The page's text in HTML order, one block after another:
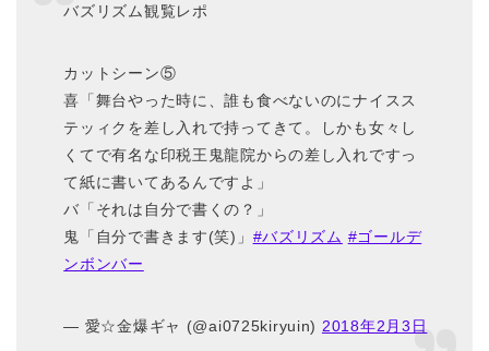
バズリズム観覧レポ
カットシーン⑤
喜「舞台やった時に、誰も食べないのにナイスス
テッィクを差し入れで持ってきて。しかも女々し
くてで有名な印税王鬼龍院からの差し入れですっ
て紙に書いてあるんですよ」
バ「それは自分で書くの？」
鬼「自分で書きます(笑)」 #バズリズム #ゴールデ
ンボンバー
— 愛☆金爆ギャ (@ai0725kiryuin) 2018年2月3日